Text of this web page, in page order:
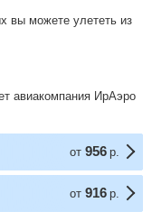
вы можете улететь из
авиакомпания ИрАэро
от 956 р.
от 916 р.